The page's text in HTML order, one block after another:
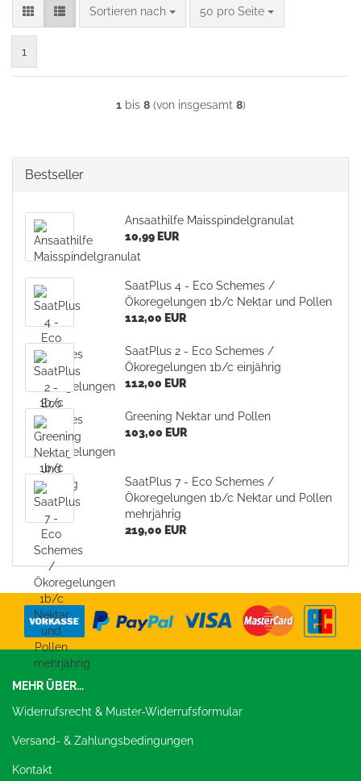
Sortieren nach
Sortieren nach 50 pro Seite
pro Seite
1
1bis 8(von insgesamt 8)
Bestseller
Ansaathilfe Maisspindelgranulat
10,99 EUR
SaatPlus 4 - Eco Schemes /
Ökoregelungen 1b/c Nektar und Pollen
112,00 EUR
SaatPlus 2 - Eco Schemes /
Ökoregelungen 1b/c einjährig
112,00 EUR
Greening Nektar und Pollen
103,00 EUR
SaatPlus 7 - Eco Schemes /
Ökoregelungen 1b/c Nektar und Pollen
mehrjährig
219,00 EUR
MEHR ÜBER...
Widerrufsrecht & Muster-Widerrufsformular
Versand- & Zahlungsbedingungen
Kontakt